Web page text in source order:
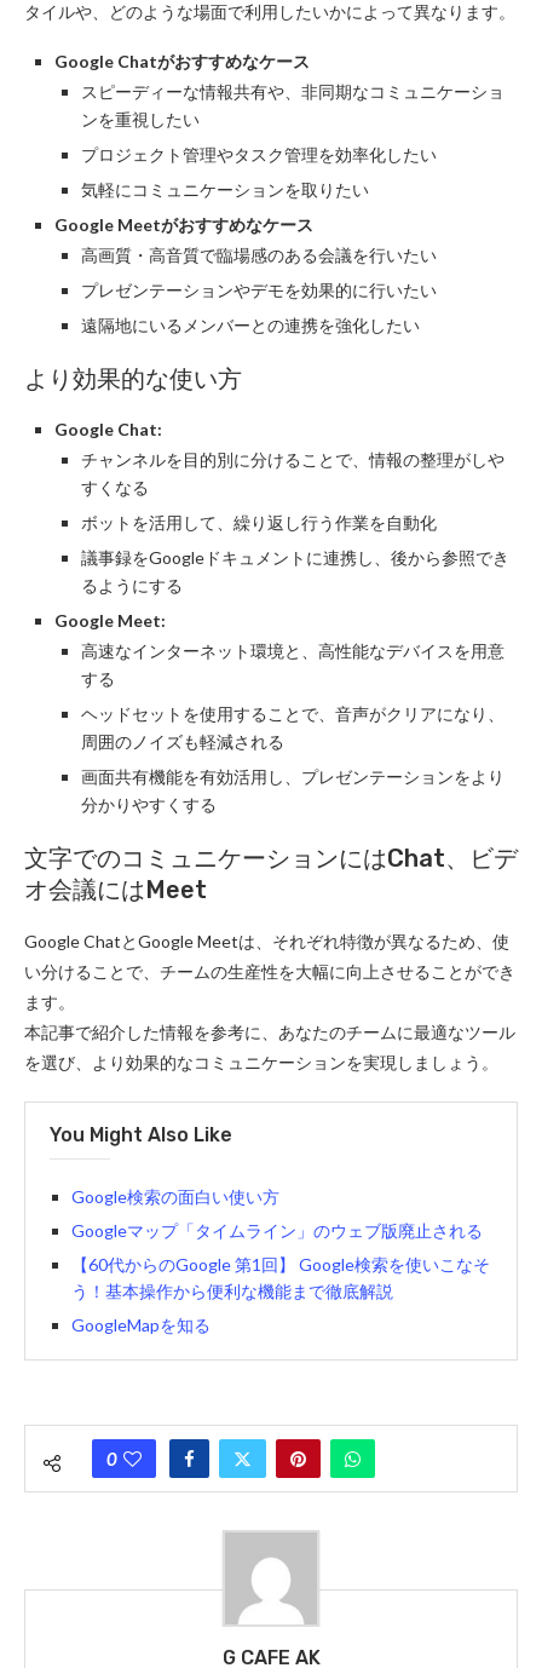
タイルや、どのような場面で利用したいかによって異なります。
Google Chatがおすすめなケース
スピーディーな情報共有や、非同期なコミュニケーショ
ンを重視したい
プロジェクト管理やタスク管理を効率化したい
気軽にコミュニケーションを取りたい
Google Meetがおすすめなケース
高画質・高音質で臨場感のある会議を行いたい
プレゼンテーションやデモを効果的に行いたい
遠隔地にいるメンバーとの連携を強化したい
より効果的な使い方
Google Chat:
チャンネルを目的別に分けることで、情報の整理がしや
すくなる
ボットを活用して、繰り返し行う作業を自動化
議事録をGoogleドキュメントに連携し、後から参照でき
るようにする
Google Meet:
高速なインターネット環境と、高性能なデバイスを用意
する
ヘッドセットを使用することで、音声がクリアになり、
周囲のノイズも軽減される
画面共有機能を有効活用し、プレゼンテーションをより
分かりやすくする
文字でのコミュニケーションにはChat、ビデ
オ会議にはMeet
Google ChatとGoogle Meetは、それぞれ特徴が異なるため、使
い分けることで、チームの生産性を大幅に向上させることができ
ます。
本記事で紹介した情報を参考に、あなたのチームに最適なツール
を選び、より効果的なコミュニケーションを実現しましょう。
You Might Also Like
Google検索の面白い使い方
Googleマップ「タイムライン」のウェブ版廃止される
【60代からのGoogle 第1回】 Google検索を使いこなそ
う！基本操作から便利な機能まで徹底解説
GoogleMapを知る
0
G CAFE AK